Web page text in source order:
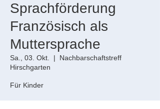
Sprachförderung
Französisch als
Muttersprache
Sa., 03. Okt.
  |
Nachbarschaftstreff
Hirschgarten
Für Kinder